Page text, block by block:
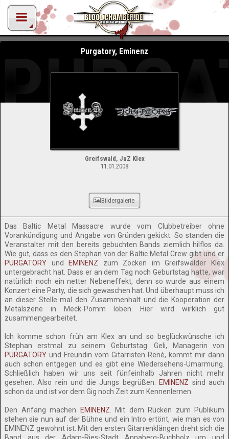
Purgatory, Eminenz
Greifswald, JuZ Klex
11.01.2008
Bildergalerie
Das Baltic Metal Massacre wurde vom Clubbetreiber ohne
Vorankündigung und Angabe von Gründen gekickt. So standen die
Veranstalter mit den bereits gebuchten Bands ziemlich hilflos da.
Wie gut, dass es den Stephan von der Baltic Metal Crew gibt und er
PURGATORY und EMINENZ zum Zocken im Greifswalder Klex
untergebracht hat. Dass er an dem Tag noch Geburtstag hatte, war
natürlich noch ein netter Nebeneffekt, denn so wurde aus einem
Konzert eine Party, die sich gewaschen hat. Und überhaupt muss ich
an dieser Stelle mal den Zusammenhalt und die Kooperation der
Metalszene in Meck-Pomm loben. Hier wird wirklich gut
zusammengearbeitet.
Ich komme schon früh am Klex an und so beglückwünsche ich
Stephan erstmal zu seinem Geburtstag. Geli, Managerin von
PURGATORY und Freundin vom Gitarristen René, kommt mir dann
auch schon entgegen und es gibt eine Wiedersehens-Umarmung.
Schließlich haben wir uns seit fünfeinhalb Jahren nicht mehr
gesehen. Also rein und die Jungs begrüßen.
EMINENZ sind auch
schon da und ist vor dem Gig noch Zeit zum Kennenlernen.
Den Anfang machen EMINENZ . Mit dem Rücken zum Publikum
stehen sie nun auf der Bühne und ein Intro ertönt, wie man es von
EMINENZ gewohnt ist. Mit den ersten Gitarrenklängen dreht sich die